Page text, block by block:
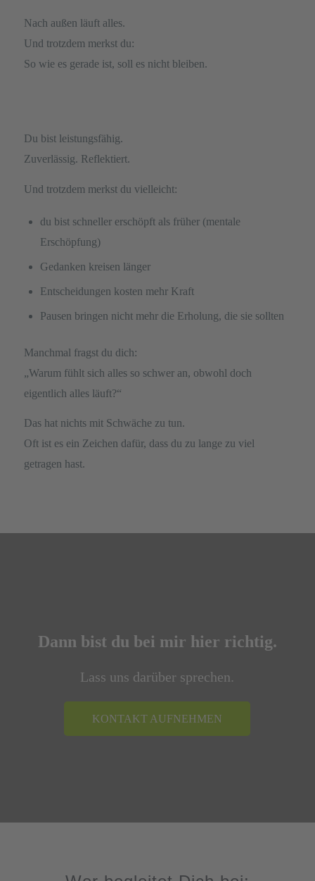
Nach außen läuft alles.
Und trotzdem merkst du:
So wie es gerade ist, soll es nicht bleiben.
Du bist leistungsfähig.
Zuverlässig. Reflektiert.
Und trotzdem merkst du vielleicht:
du bist schneller erschöpft als früher (mentale
Erschöpfung)
Gedanken kreisen länger
Entscheidungen kosten mehr Kraft
Pausen bringen nicht mehr die Erholung, die sie sollten
Manchmal fragst du dich:
„Warum fühlt sich alles so schwer an, obwohl doch
eigentlich alles läuft?“
Das hat nichts mit Schwäche zu tun.
Oft ist es ein Zeichen dafür, dass du zu lange zu viel
getragen hast.
Dann bist du bei mir hier richtig.
Lass uns darüber sprechen.
KONTAKT AUFNEHMEN